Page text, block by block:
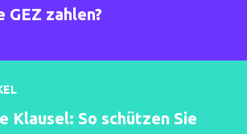
GEZ zahlen?
Klausel: So schützen Sie